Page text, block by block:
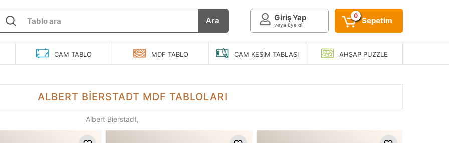
Ara Giriş Yap
veya üye ol
0
Sepetim
CAM TABLO MDF TABLO CAM KESIM TABLASI AHŞAPPUZZLE
ALBERT BIERSTADT MDF TABLOLARI
Albert Bierstadt,